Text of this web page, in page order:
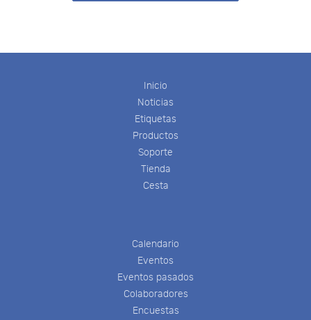
Inicio
Noticias
Etiquetas
Productos
Soporte
Tienda
Cesta
Calendario
Eventos
Eventos pasados
Colaboradores
Encuestas